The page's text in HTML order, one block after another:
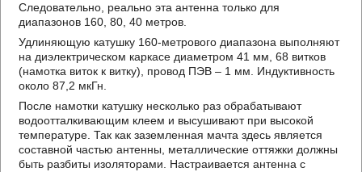
Следовательно, реально эта антенна только для
диапазонов 160, 80, 40 метров.
Удлиняющую катушку 160-метрового диапазона выполняют
на диэлектрическом каркасе диаметром 41 мм, 68 витков
(намотка виток к витку), провод ПЭВ – 1 мм. Индуктивность
около 87,2 мкГн.
После намотки катушку несколько раз обрабатывают
водоотталкивающим клеем и высушивают при высокой
температуре. Так как заземленная мачта здесь является
составной частью антенны, металлические оттяжки должны
быть разбиты изоляторами. Настраивается антенна с